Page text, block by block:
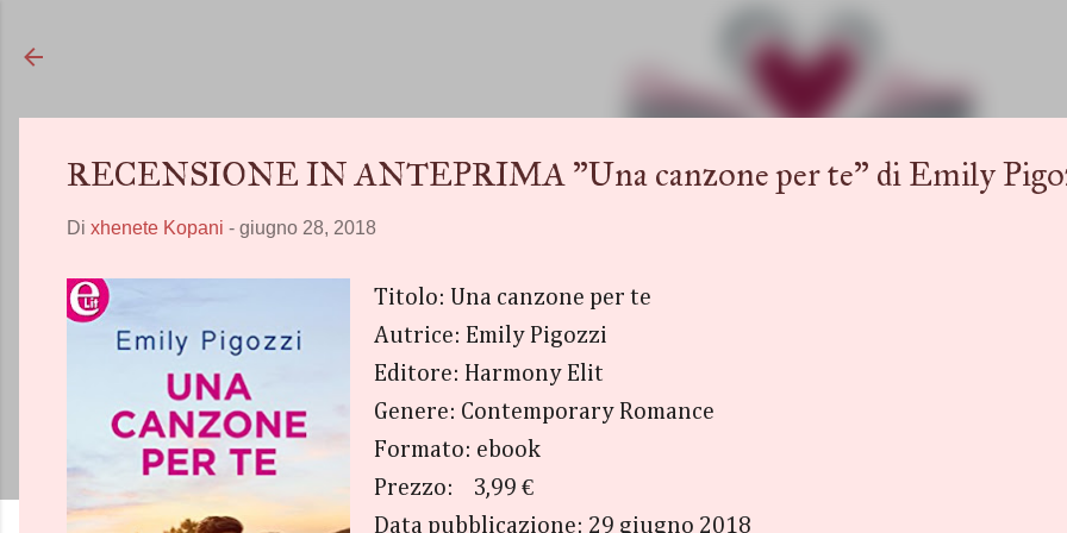
RECENSIONE IN ANTEPRIMA "Una canzone per te" di Emily
Di xhenete Kopani - giugno 28, 2018
Titolo: Una canzone per te
Autrice: Emily Pigozzi
Editore: Harmony Elit
Genere: Contemporary Romance
Formato: ebook
Prezzo: 3,99 €
Data pubblicazione: 29 giugno 2018